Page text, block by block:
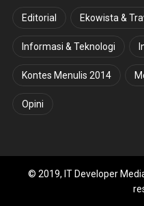
Editorial Ekowista &
Informasi & Teknologi
Kontes Menulis 2014
Opini
© 2019, IT Developer